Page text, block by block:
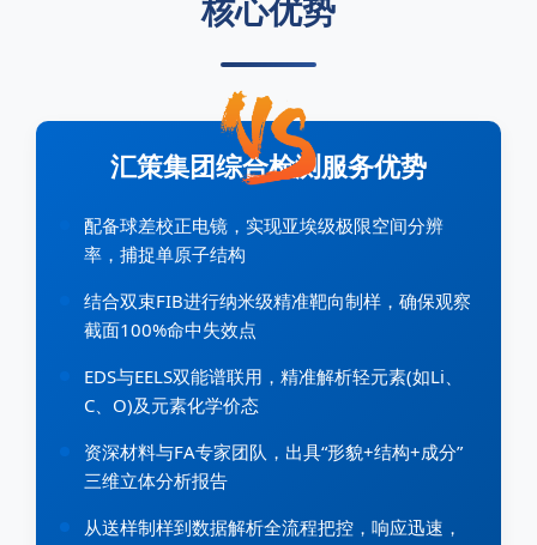
核心优势
汇策集团综合检测服务优势
配备球差校正电镜，实现亚埃级极限空间分辨
率，捕捉单原子结构
结合双束FIB进行纳米级精准靶向制样，确保观察
截面100%命中失效点
EDS与EELS双能谱联用，精准解析轻元素(如Li、
C、O)及元素化学价态
资深材料与FA专家团队，出具“形貌+结构+成分”
三维立体分析报告
从送样制样到数据解析全流程把控，响应迅速，